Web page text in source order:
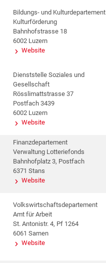
Bildungs- und Kulturdepartement
Kulturförderung
Bahnhofstrasse 18
6002 Luzern
Website
Dienststelle Soziales und
Gesellschaft
Rösslimattstrasse 37
Postfach 3439
6002 Luzern
Website
Finanzdepartement
Verwaltung Lotteriefonds
Bahnhofplatz 3, Postfach
6371 Stans
Website
Volkswirtschaftsdepartement
Amt für Arbeit
St. Antonistr. 4, Pf 1264
6061 Sarnen
Website